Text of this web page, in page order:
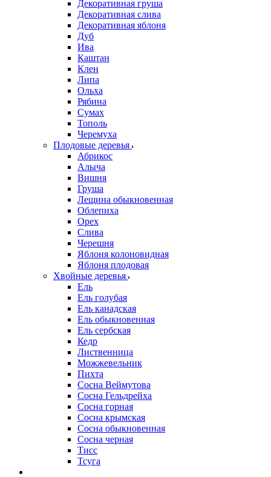
Декоративная груша
Декоративная слива
Декоративная яблоня
Дуб
Ива
Каштан
Клен
Липа
Ольха
Рябина
Сумах
Тополь
Черемуха
Плодовые деревья
Абрикос
Алыча
Вишня
Груша
Лещина обыкновенная
Облепиха
Орех
Слива
Черешня
Яблоня колоновидная
Яблоня плодовая
Хвойные деревья
Ель
Ель голубая
Ель канадская
Ель обыкновенная
Ель сербская
Кедр
Лиственница
Можжевельник
Пихта
Сосна Веймутова
Сосна Гельдрейха
Сосна горная
Сосна крымская
Сосна обыкновенная
Сосна черная
Тисс
Тсуга